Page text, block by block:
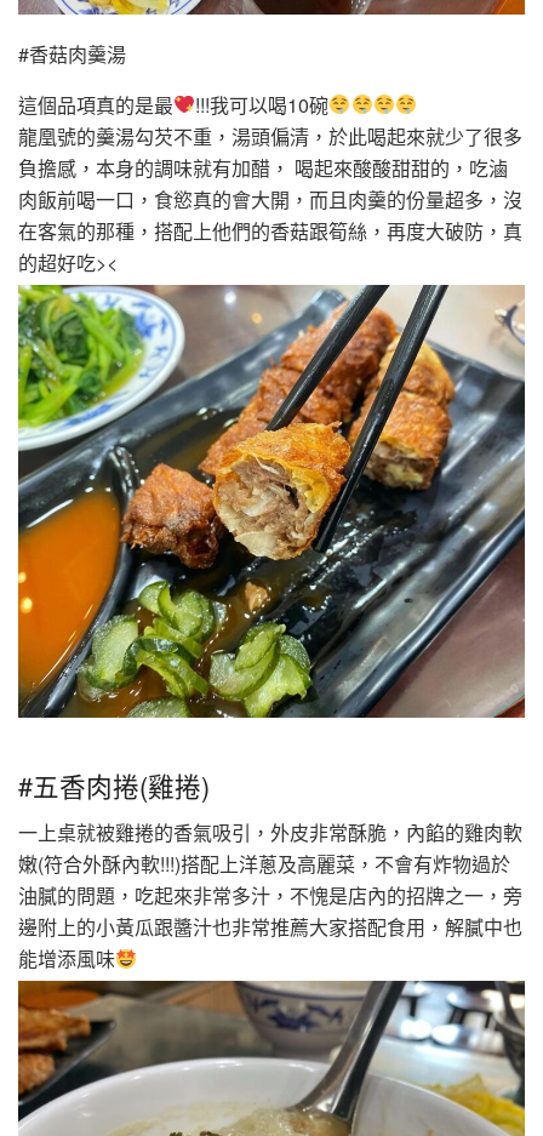
#香菇肉羹湯
這個品項真的是最
!!!我可以喝10碗
龍凰號的羹湯勾芡不重，湯頭偏清，於此喝起來就少了很多
負擔感，本身的調味就有加醋， 喝起來酸酸甜甜的，吃滷
肉飯前喝一口，食慾真的會大開，而且肉羹的份量超多，沒
在客氣的那種，搭配上他們的香菇跟筍絲，再度大破防，真
的超好吃><
#五香肉捲(雞捲)
一上桌就被雞捲的香氣吸引，外皮非常酥脆，內餡的雞肉軟
嫩(符合外酥內軟!!!)搭配上洋蔥及高麗菜，不會有炸物過於
油膩的問題，吃起來非常多汁，不愧是店內的招牌之一，旁
邊附上的小黃瓜跟醬汁也非常推薦大家搭配食用，解膩中也
能增添風味